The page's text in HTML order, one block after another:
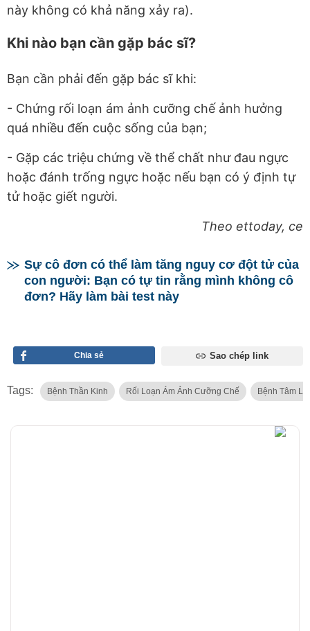
này không có khả năng xảy ra).
Khi nào bạn cần gặp bác sĩ?
Bạn cần phải đến gặp bác sĩ khi:
- Chứng rối loạn ám ảnh cưỡng chế ảnh hưởng
quá nhiều đến cuộc sống của bạn;
- Gặp các triệu chứng về thể chất như đau ngực
hoặc đánh trống ngực hoặc nếu bạn có ý định tự
tử hoặc giết người.
Theo ettoday, ce
Sự cô đơn có thể làm tăng nguy cơ đột tử của
con người: Bạn có tự tin rằng mình không cô
đơn? Hãy làm bài test này
Chia sẻ Sao chép link
Tags: Bệnh Thần Kinh Rối Loạn Ám Ảnh Cưỡng Chế Bệnh Tâm Lý